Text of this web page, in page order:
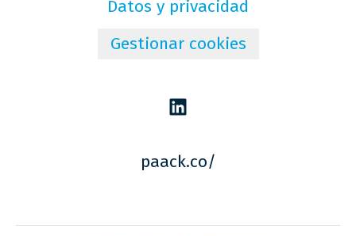
Datos y privacidad
Gestionar cookies
paack.co/